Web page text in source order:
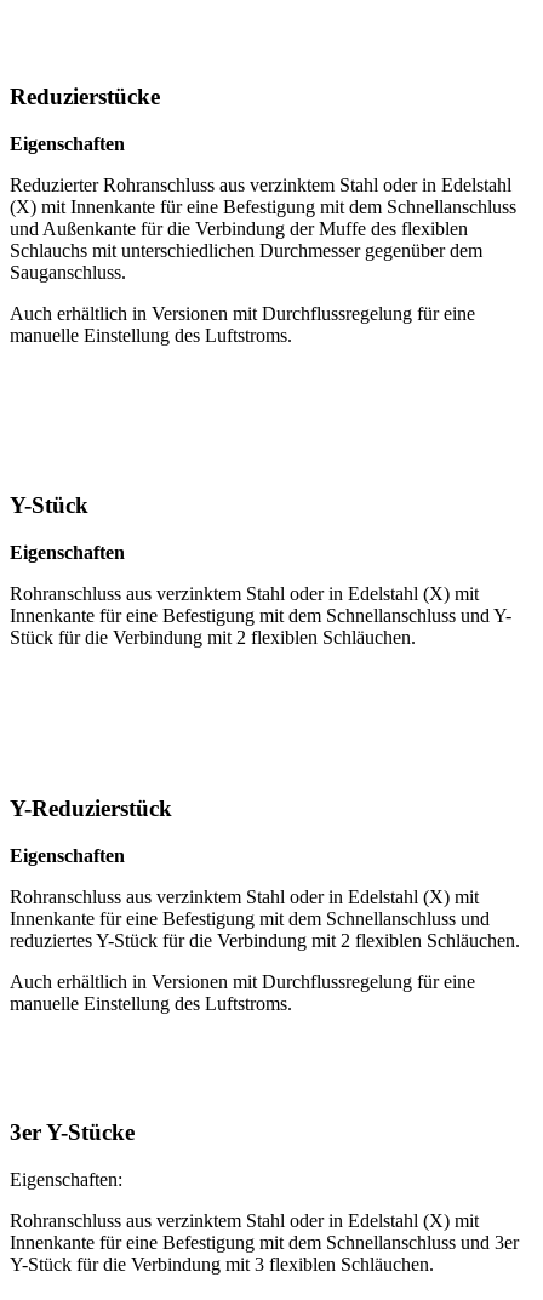
Reduzierstücke
Eigenschaften
Reduzierter Rohranschluss aus verzinktem Stahl oder in Edelstahl
(X) mit Innenkante für eine Befestigung mit dem Schnellanschluss
und Außenkante für die Verbindung der Muffe des flexiblen
Schlauchs mit unterschiedlichen Durchmesser gegenüber dem
Sauganschluss.
Auch erhältlich in Versionen mit Durchflussregelung für eine
manuelle Einstellung des Luftstroms.
Y-Stück
Eigenschaften
Rohranschluss aus verzinktem Stahl oder in Edelstahl (X) mit
Innenkante für eine Befestigung mit dem Schnellanschluss und Y-
Stück für die Verbindung mit 2 flexiblen Schläuchen.
Y-Reduzierstück
Eigenschaften
Rohranschluss aus verzinktem Stahl oder in Edelstahl (X) mit
Innenkante für eine Befestigung mit dem Schnellanschluss und
reduziertes Y-Stück für die Verbindung mit 2 flexiblen Schläuchen.
Auch erhältlich in Versionen mit Durchflussregelung für eine
manuelle Einstellung des Luftstroms.
3er Y-Stücke
Eigenschaften:
Rohranschluss aus verzinktem Stahl oder in Edelstahl (X) mit
Innenkante für eine Befestigung mit dem Schnellanschluss und 3er
Y-Stück für die Verbindung mit 3 flexiblen Schläuchen.